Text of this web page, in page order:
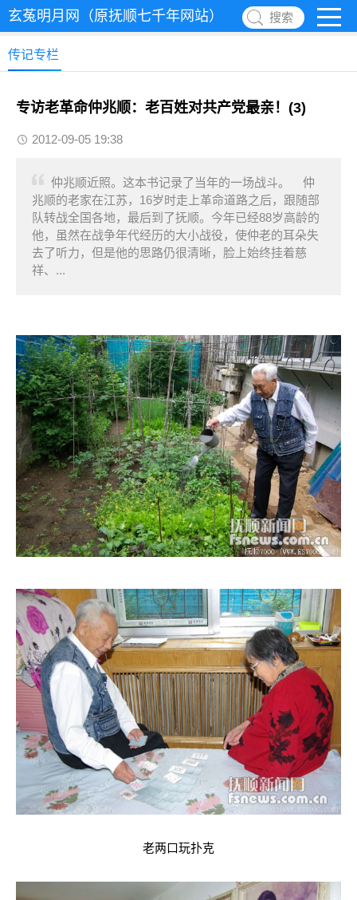
玄菟明月网（原抚顺七千年网站） 搜索
传记专栏
专访老革命仲兆顺：老百姓对共产党最亲！(3)
2012-09-05 19:38
仲兆顺近照。这本书记录了当年的一场战斗。 仲
兆顺的老家在江苏，16岁时走上革命道路之后，跟随部
队转战全国各地，最后到了抚顺。今年已经88岁高龄的
他，虽然在战争年代经历的大小战役，使仲老的耳朵失
去了听力，但是他的思路仍很清晰，脸上始终挂着慈
祥、...
老两口玩扑克